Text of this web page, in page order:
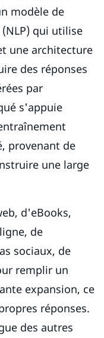
modèle de
qui utilise
une architecture
des réponses
par
s'appuie
provenant de
une large
d'eBooks,
de
sociaux, de
remplir un
expansion, ce
réponses.
des autres